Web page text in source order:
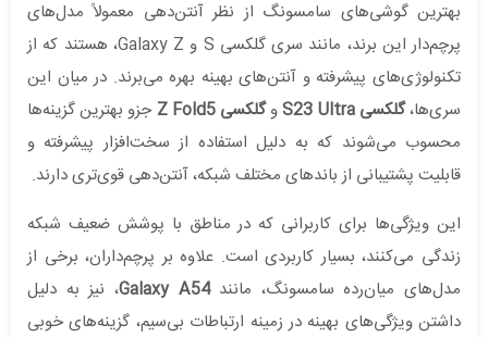
بهترین گوشی‌های سامسونگ از نظر آنتن‌دهی معمولاً مدل‌های
پرچم‌دار این برند، مانند سری گلکسی S و Galaxy Z، هستند که از
تکنولوژی‌های پیشرفته و آنتن‌های بهینه بهره می‌برند. در میان این
سری‌ها،گلکسی S23 Ultra وگلکسی Z Fold5
جزو بهترین گزینه‌ها
محسوب می‌شوند که به دلیل استفاده از سخت‌افزار پیشرفته و
قابلیت پشتیبانی از باندهای مختلف شبکه، آنتن‌دهی قوی‌تری دارند.
این ویژگی‌ها برای کاربرانی که در مناطق با پوشش ضعیف شبکه
زندگی می‌کنند، بسیار کاربردی است. علاوه بر پرچم‌داران، برخی از
مدل‌های میان‌رده سامسونگ، مانندGalaxy A54، نیز به دلیل
داشتن ویژگی‌های بهینه در زمینه ارتباطات بی‌سیم، گزینه‌های خوبی